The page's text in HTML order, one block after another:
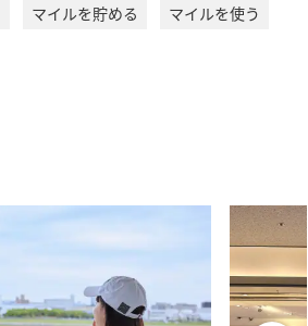
マイルを貯める
マイルを使う